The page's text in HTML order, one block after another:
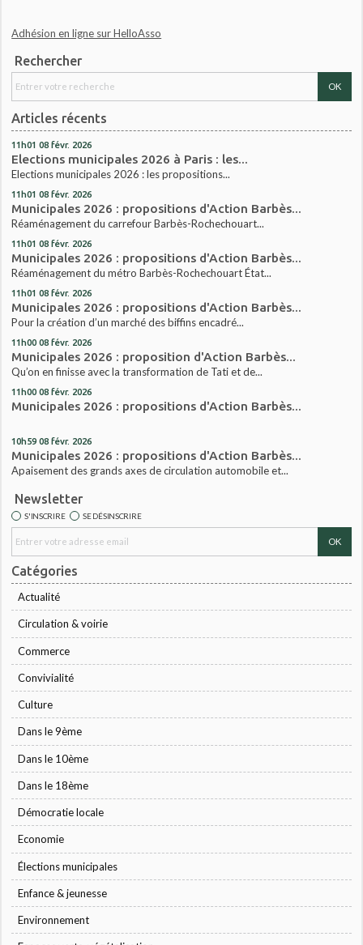
Adhésion en ligne sur HelloAsso
Rechercher
Articles récents
11h01 08 févr. 2026
Elections municipales 2026 à Paris : les...
Elections municipales 2026 : les propositions...
11h01 08 févr. 2026
Municipales 2026 : propositions d'Action Barbès...
Réaménagement du carrefour Barbès-Rochechouart...
11h01 08 févr. 2026
Municipales 2026 : propositions d'Action Barbès...
Réaménagement du métro Barbès-Rochechouart État...
11h01 08 févr. 2026
Municipales 2026 : propositions d'Action Barbès...
Pour la création d’un marché des biffins encadré...
11h00 08 févr. 2026
Municipales 2026 : proposition d'Action Barbès...
Qu’on en finisse avec la transformation de Tati et de...
11h00 08 févr. 2026
Municipales 2026 : propositions d'Action Barbès...
10h59 08 févr. 2026
Municipales 2026 : propositions d'Action Barbès...
Apaisement des grands axes de circulation automobile et...
Newsletter
S'INSCRIRE SE DÉSINSCRIRE
Catégories
Actualité
Circulation & voirie
Commerce
Convivialité
Culture
Dans le 9ème
Dans le 10ème
Dans le 18ème
Démocratie locale
Economie
Élections municipales
Enfance & jeunesse
Environnement